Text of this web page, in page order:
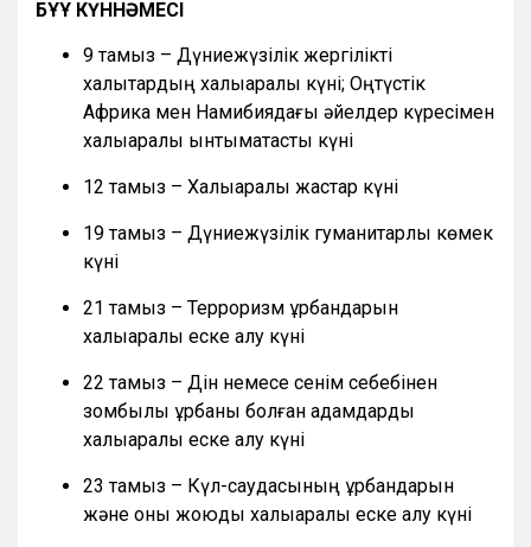
БҰҰ КҮННӘМЕСІ
9 тамыз – Дүниежүзілік жергілікті
халықтардың халықаралық күні; Оңтүстік
Африка мен Намибиядағы әйелдер күресімен
халықаралық ынтымақтастық күні
12 тамыз – Халықаралық жастар күні
19 тамыз – Дүниежүзілік гуманитарлық көмек
күні
21 тамыз – Терроризм құрбандарын
халықаралық еске алу күні
22 тамыз – Дін немесе сенім себебінен
зомбылық құрбаны болған адамдарды
халықаралық еске алу күні
23 тамыз – Күл-саудасының құрбандарын
және оны жоюды халықаралық еске алу күні